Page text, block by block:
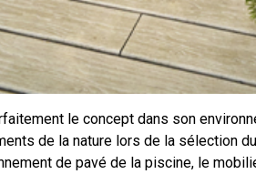
le concept dans son
de la nature lors de la sélection
de pavé de la piscine, le